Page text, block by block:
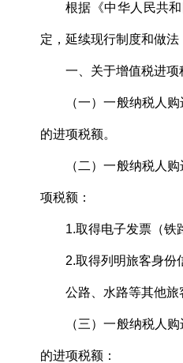
根据《中华人民共
定，延续现行制度和做
一、关于增值税进项
（一）一般纳税人购进
的进项税额。
（二）一般纳税人购进
项税额：
1.取得电子发票（铁路
2.取得列明旅客身份信
公路、水路等其他旅
（三）一般纳税人购进
的进项税额：